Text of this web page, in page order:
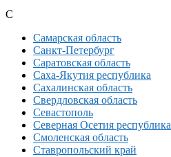
С
Самарская область
Санкт-Петербург
Саратовская область
Саха-Якутия республика
Сахалинская область
Свердловская область
Севастополь
Северная Осетия республика
Смоленская область
Ставропольский край